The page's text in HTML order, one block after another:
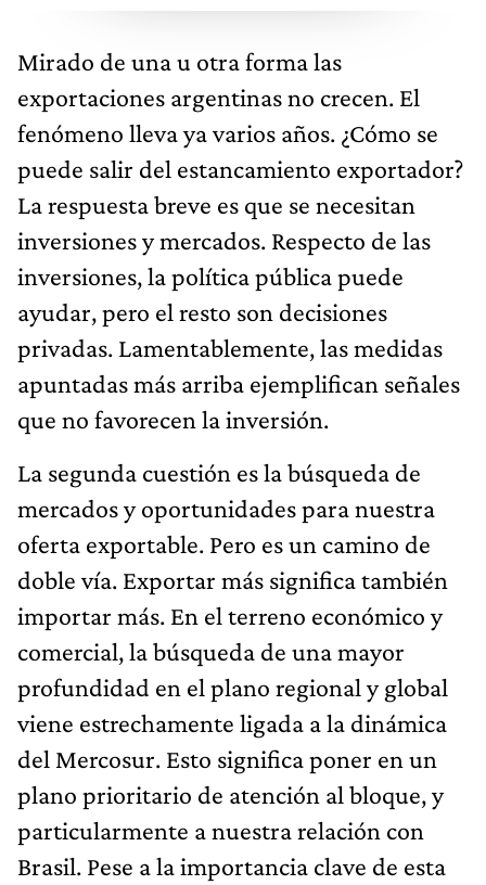
Mirado de una u otra forma las
exportaciones argentinas no crecen. El
fenómeno lleva ya varios años. ¿Cómo se
puede salir del estancamiento exportador?
La respuesta breve es que se necesitan
inversiones y mercados. Respecto de las
inversiones, la política pública puede
ayudar, pero el resto son decisiones
privadas. Lamentablemente, las medidas
apuntadas más arriba ejemplifican señales
que no favorecen la inversión.
La segunda cuestión es la búsqueda de
mercados y oportunidades para nuestra
oferta exportable. Pero es un camino de
doble vía. Exportar más significa también
importar más. En el terreno económico y
comercial, la búsqueda de una mayor
profundidad en el plano regional y global
viene estrechamente ligada a la dinámica
del Mercosur. Esto significa poner en un
plano prioritario de atención al bloque, y
particularmente a nuestra relación con
Brasil. Pese a la importancia clave de esta